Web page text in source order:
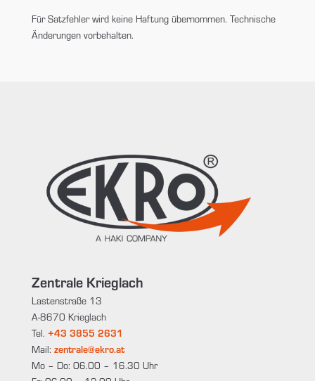
Für Satzfehler wird keine Haftung übernommen. Technische
Änderungen vorbehalten.
Zentrale Krieglach
Lastenstraße 13
A-8670 Krieglach
Tel. +43 3855 2631
Mail: zentrale@ekro.at
Mo – Do: 06.00 – 16.30 Uhr